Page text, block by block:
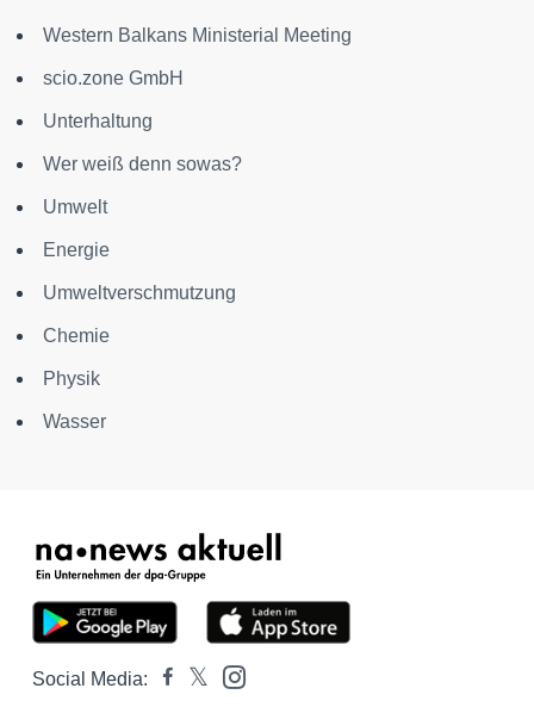
Western Balkans Ministerial Meeting
scio.zone GmbH
Unterhaltung
Wer weiß denn sowas?
Umwelt
Energie
Umweltverschmutzung
Chemie
Physik
Wasser
Social Media: